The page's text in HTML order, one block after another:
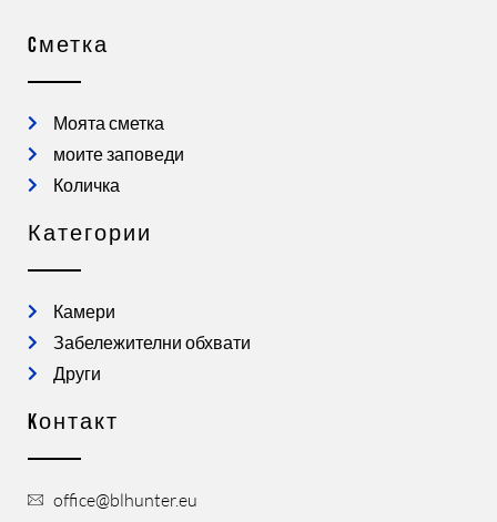
Cметка
Моята сметка
моите заповеди
Количка
Категории
Камери
Забележителни обхвати
Други
Kонтакт
office@blhunter.eu